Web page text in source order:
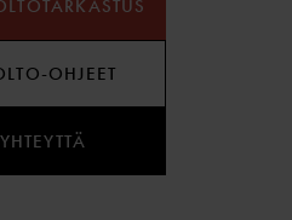
OHJEET